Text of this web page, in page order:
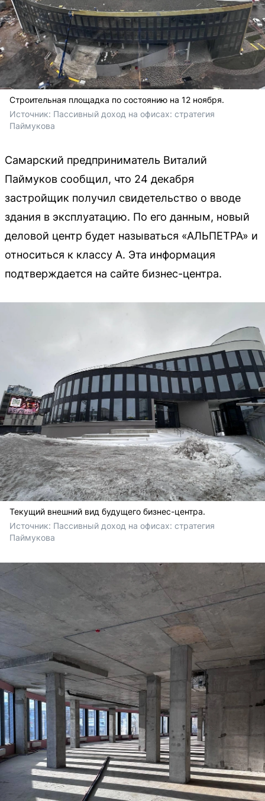
Строительная площадка по состоянию на 12 ноября.
Источник: Пассивный доход на офисах: стратегия
Паймукова
Самарский предприниматель Виталий
Паймуков сообщил, что 24 декабря
застройщик получил свидетельство о вводе
здания в эксплуатацию. По его данным, новый
деловой центр будет называться «АЛЬПЕТРА» и
относиться к классу А. Эта информация
подтверждается на сайте бизнес-центра.
Текущий внешний вид будущего бизнес-центра.
Источник: Пассивный доход на офисах: стратегия
Паймукова